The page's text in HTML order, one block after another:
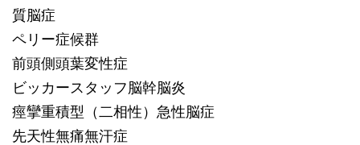
質脳症
ペリー症候群
前頭側頭葉変性症
ビッカースタッフ脳幹脳炎
痙攣重積型（二相性）急性脳症
先天性無痛無汗症